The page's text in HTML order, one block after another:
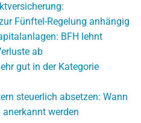
Fünftel-Regelung anhängig
BFH lehnt
ab
gut in der Kategorie
steuerlich absetzen: Wann
werden